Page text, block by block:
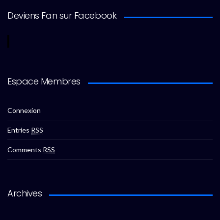
Deviens Fan sur Facebook
Espace Membres
Connexion
Entries RSS
Comments RSS
Archives